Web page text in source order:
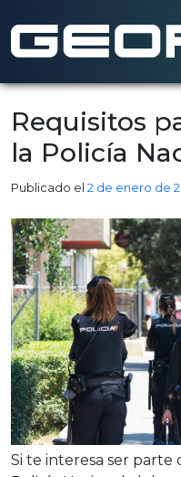
Saltar al contenido
Requisitos
la Policía
Publicado el 2 de enero de
Si te interesa ser parte